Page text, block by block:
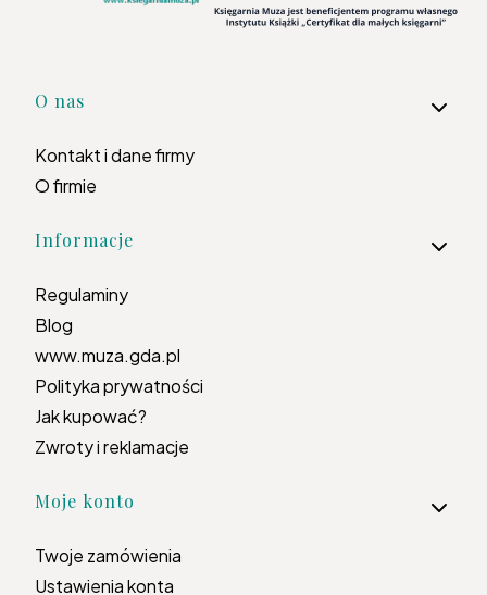
Linki w stopce
O nas
Kontakt i dane firmy
O firmie
Informacje
Regulaminy
Blog
www.muza.gda.pl
Polityka prywatności
Jak kupować?
Zwroty i reklamacje
Moje konto
Twoje zamówienia
Ustawienia konta